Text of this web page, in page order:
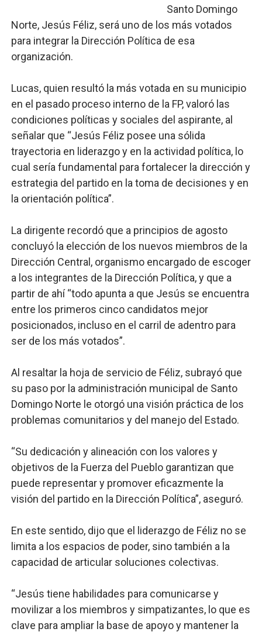
Restaurante Amigos es reconocido por sus cuatro
Banco Popular escala 17 posiciones en los mil
Osiris de León responde a Roberto Tineo y a Yeisy
DGPCF: 55 años sembrando desarrollo y
Santo Domingo
Norte, Jesús Féliz, será uno de los más votados
para integrar la Dirección Política de esa
organización.
Lucas, quien resultó la más votada en su municipio
en el pasado proceso interno de la FP, valoró las
condiciones políticas y sociales del aspirante, al
señalar que “Jesús Féliz posee una sólida
trayectoria en liderazgo y en la actividad política, lo
cual sería fundamental para fortalecer la dirección y
estrategia del partido en la toma de decisiones y en
la orientación política”.
La dirigente recordó que a principios de agosto
concluyó la elección de los nuevos miembros de la
Dirección Central, organismo encargado de escoger
a los integrantes de la Dirección Política, y que a
partir de ahí “todo apunta a que Jesús se encuentra
entre los primeros cinco candidatos mejor
posicionados, incluso en el carril de adentro para
ser de los más votados”.
Al resaltar la hoja de servicio de Féliz, subrayó que
su paso por la administración municipal de Santo
Domingo Norte le otorgó una visión práctica de los
problemas comunitarios y del manejo del Estado.
“Su dedicación y alineación con los valores y
objetivos de la Fuerza del Pueblo garantizan que
puede representar y promover eficazmente la
visión del partido en la Dirección Política”, aseguró.
En este sentido, dijo que el liderazgo de Féliz no se
limita a los espacios de poder, sino también a la
capacidad de articular soluciones colectivas.
“Jesús tiene habilidades para comunicarse y
movilizar a los miembros y simpatizantes, lo que es
clave para ampliar la base de apoyo y mantener la